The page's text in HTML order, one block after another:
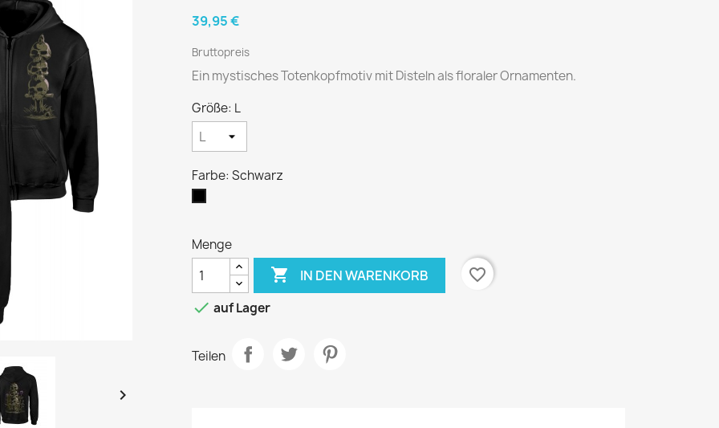

39,95 €
Bruttopreis
Ein mystisches Totenkopfmotiv mit Disteln als floraler Ornamenten.
Größe: L
Farbe: Schwarz
Menge
 IN DEN WARENKORB
favorite_border
 auf Lager
Teilen